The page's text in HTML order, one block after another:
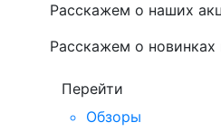
Расскажем о наших
Расскажем о
Перейти
Обзоры